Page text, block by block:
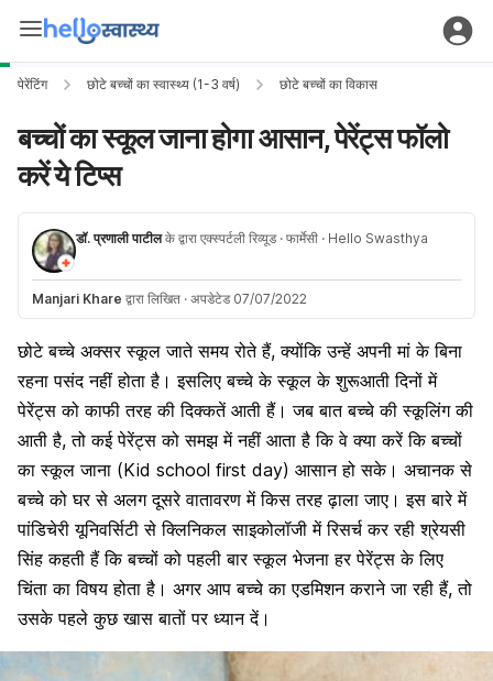
पेरेंटिंग छोटे बच्चों का स्वास्थ्य (1-3 वर्ष) छोटे बच्चों का विकास
बच्चों का स्कूल जाना होगा आसान, पेरेंट्स फॉलो
करें ये टिप्स
डॉ. प्रणाली पाटीलके द्वारा एक्स्पर्टली रिव्यूड · फार्मेसी · Hello Swasthya
Manjari Khare द्वारा लिखित · अपडेटेड 07/07/2022
छोटे बच्चे अक्सर स्कूल जाते समय रोते हैं, क्योंकि उन्हें अपनी मां के बिना
रहना पसंद नहीं होता है। इसलिए बच्चे के स्कूल के शुरूआती दिनों में
पेरेंट्स को काफी तरह की दिक्कतें आती हैं। जब बात बच्चे की स्कूलिंग की
आती है, तो कई पेरेंट्स को समझ में नहीं आता है कि वे क्या करें कि बच्चों
का स्कूल जाना (Kid school first day) आसान हो सके। अचानक से
बच्चे को घर से अलग दूसरे वातावरण में किस तरह ढ़ाला जाए। इस बारे में
पांडिचेरी यूनिवर्सिटी से क्लिनिकल साइकोलॉजी में रिसर्च कर रही श्रेयसी
सिंह कहती हैंकि बच्चों को पहली बार स्कूल भेजना हर पेरेंट्स के लिए
चिंता का विषय होता है। अगर आप बच्चे का एडमिशन कराने जा रही हैं, तो
उसके पहले कुछ खास बातों पर ध्यान दें।